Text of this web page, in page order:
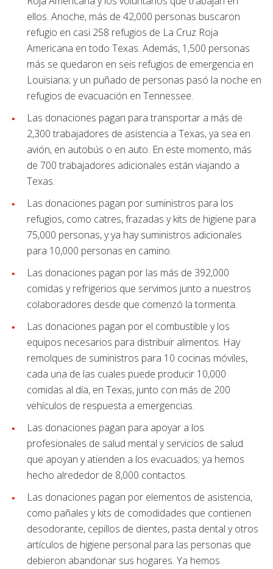
ellos. Anoche, más de 42,000 personas buscaron
refugio en casi 258 refugios de La Cruz Roja
Americana en todo Texas. Además, 1,500 personas
más se quedaron en seis refugios de emergencia en
Louisiana; y un puñado de personas pasó la noche en
refugios de evacuación en Tennessee.
Las donaciones pagan para transportar a más de
2,300 trabajadores de asistencia a Texas, ya sea en
avión, en autobús o en auto. En este momento, más
de 700 trabajadores adicionales están viajando a
Texas.
Las donaciones pagan por suministros para los
refugios, como catres, frazadas y kits de higiene para
75,000 personas, y ya hay suministros adicionales
para 10,000 personas en camino.
Las donaciones pagan por las más de 392,000
comidas y refrigerios que servimos junto a nuestros
colaboradores desde que comenzó la tormenta.
Las donaciones pagan por el combustible y los
equipos necesarios para distribuir alimentos. Hay
remolques de suministros para 10 cocinas móviles,
cada una de las cuales puede producir 10,000
comidas al día, en Texas, junto con más de 200
vehículos de respuesta a emergencias.
Las donaciones pagan para apoyar a los
profesionales de salud mental y servicios de salud
que apoyan y atienden a los evacuados; ya hemos
hecho alrededor de 8,000 contactos.
Las donaciones pagan por elementos de asistencia,
como pañales y kits de comodidades que contienen
desodorante, cepillos de dientes, pasta dental y otros
artículos de higiene personal para las personas que
debieron abandonar sus hogares. Ya hemos